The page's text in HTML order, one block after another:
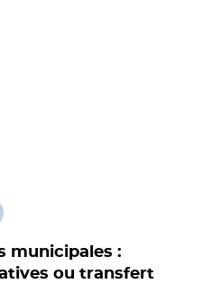
municipales :
ou transfert